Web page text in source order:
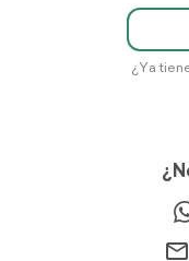
¿Ya